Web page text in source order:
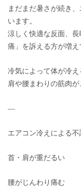
まだまだ暑さが続き
います。
涼しく快適な反面、
痛」を訴える方が増え
冷気によって体が冷え
肩や腰まわりの筋肉
—
エアコン冷えによる不
首・肩が重だるい
腰がじんわり痛む